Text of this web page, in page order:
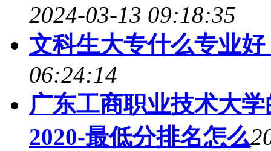
2024-03-13 09:18:35
文科生大专什么专业
06:24:14
广东工商职业技术大
2020-最低分排名怎么